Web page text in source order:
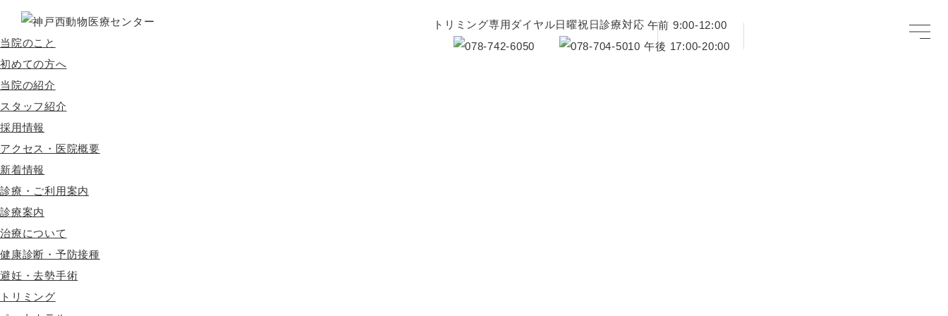
トリミング専用ダイヤル日曜祝日診療対応 午前 9:00-12:00
午後 17:00-20:00
当院のこと
初めての方へ
当院の紹介
スタッフ紹介
採用情報
アクセス・医院概要
新着情報
診療・ご利用案内
診療案内
治療について
健康診断・予防接種
避妊・去勢手術
トリミング